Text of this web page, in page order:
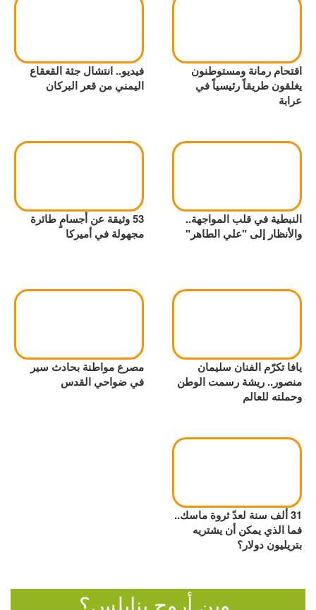
اقتحام رمانة ومستوطنون
يغلقون طريقاً رئيسياً في
عرابة
فيديو.. انتشال جثة القعقاع
اليمني من قعر البركان
النبطية في قلب المواجهة..
والأنظار إلى "علي الطاهر"
53 وثيقة عن أجسامٍ طائرة
مجهولة في أميركا
يافا تكرّم الفنان سليمان
منصور.. ريشة رسمت الوطن
وحملته للعالم
مصرع مواطنة بحادث سير
في ضواحي القدس
31 ألف سنة لعدّ ثروة ماسك..
فما الذي يمكن أن يشتريه
بتريليون دولار؟